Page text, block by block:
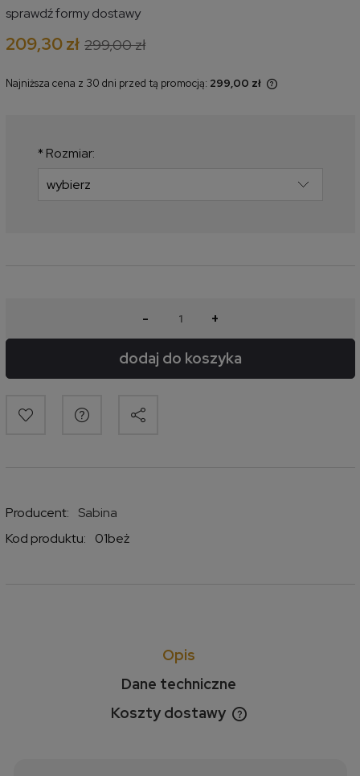
Cena nie zawiera ewentualnych kosztów płatności
sprawdź formy dostawy
209,30 zł 299,00 zł
Najniższa cena z 30 dni przed tą promocją: 299,00 zł
* Rozmiar:
- +
dodaj do koszyka
Producent:
Sabina
Kod produktu:
01beż
Opis
Dane techniczne
Koszty dostawy
Cena nie zawiera ewentualnych kosztów płatności